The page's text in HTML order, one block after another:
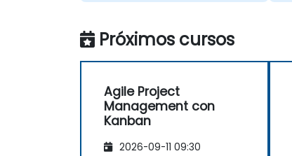
Próximos cursos
Agile Project
Management con
Kanban
2026-09-11 09:30